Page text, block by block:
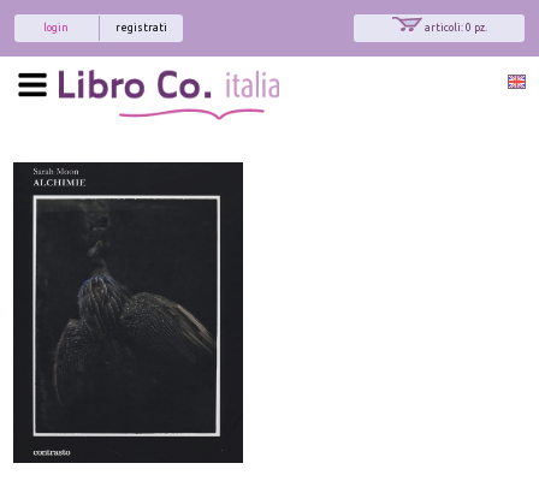
articoli: 0 pz.
registrati
login